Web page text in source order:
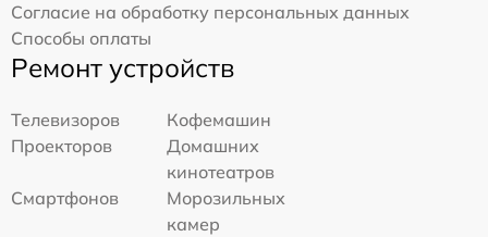
Согласие на обработку персональных данных
Способы оплаты
Ремонт устройств
Телевизоров
Кофемашин
Проекторов
Домашних
кинотеатров
Смартфонов
Морозильных
камер